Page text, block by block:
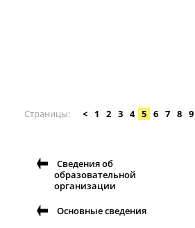
Страницы < 1 2 3 4 5 6 7 8 9
Сведения об
образовательной
организации
Основные сведения